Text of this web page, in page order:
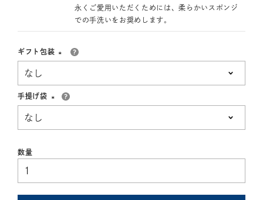
永くご愛用いただくためには、柔らかいスポンジ
での手洗いをお奨めします。
ギフト包装
手提げ袋